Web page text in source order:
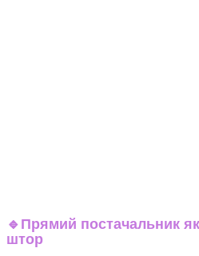
🔹 Прямий постачальник
штор